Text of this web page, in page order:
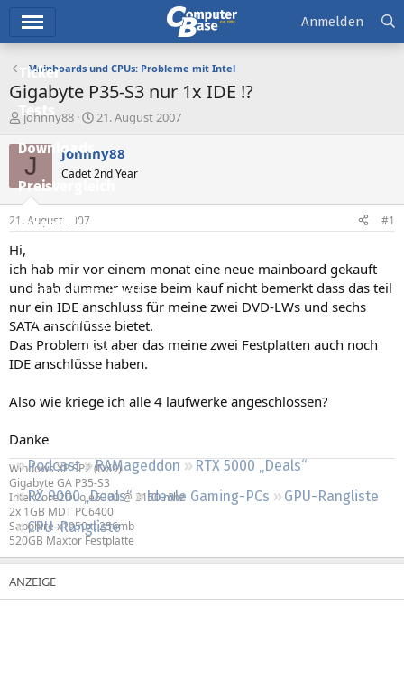
Ticker
Tests
Downloads
Preisvergleich
Forum
Aktuelles
Empfohlene Inhalte
Neue Beiträge
Neueste Aktivitäten
Podcast RAMageddon
RTX 5000 „Deals“
RX 9000 „Deals“
Ideale Gaming-PCs
GPU-Rangliste
CPU-Rangliste
Anmelden
Mainboards und CPUs: Probleme mit Intel
Gigabyte P35-S3 nur 1x IDE !?
E
s
e
e
johnny88
E
s
e
t
21. August 2007
J johnny88
Cadet 2nd Year
21. August 2007 #1
Hi,
ich hab mir vor einem monat eine neue mainboard gekauft
und hab dummer weise beim kauf nicht bemerkt dass das teil
nur ein IDE anschluss für meine zwei DVD-LWs und sechs
SATA anschlüsse bietet.
Das Problem ist aber das meine zwei Festplatten auch noch
IDE anschlüsse haben.
Also wie kriege ich alle 4 laufwerke angeschlossen?
Danke
Windows XP SP2 (DX9)
Gigabyte GA P35-S3
Intel Core2Duo e6300 @ 3150 mhz
2x 1GB MDT PC6400
Sapphire x1950xt 256mb
520GB Maxtor Festplatte